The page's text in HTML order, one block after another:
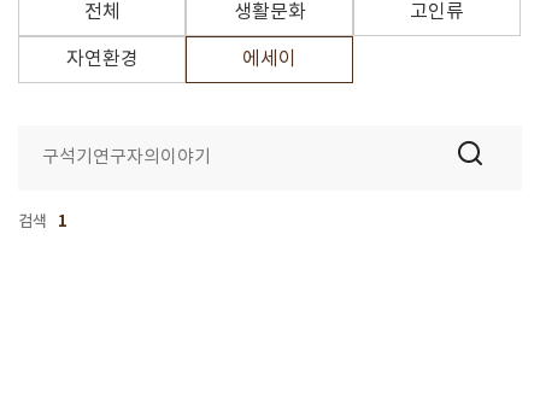
전체 생활문화 고인류
자연환경 에세이
검색 1